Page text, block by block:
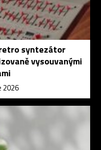
syntezátor
vysouvanými
2026